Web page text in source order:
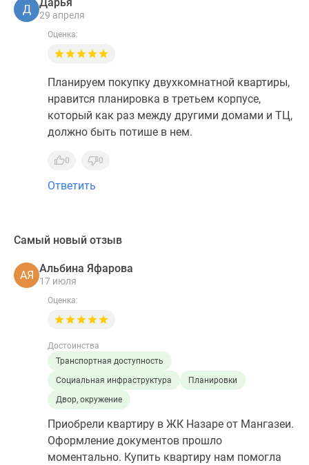
Д 29 апреля
Оценка:
Планируем покупку двухкомнатной квартиры,
нравится планировка в третьем корпусе,
который как раз между другими домами и ТЦ,
должно быть потише в нем.
0 0
Ответить
Самый новый отзыв
АЯ
Альбина Яфарова
17 июля
Оценка:
Достоинства
Транспортная доступность
Социальная инфраструктура
Планировки
Двор, окружение
Приобрели квартиру в ЖК Назаре от Мангазеи.
Оформление документов прошло
моментально. Купить квартиру нам помогла